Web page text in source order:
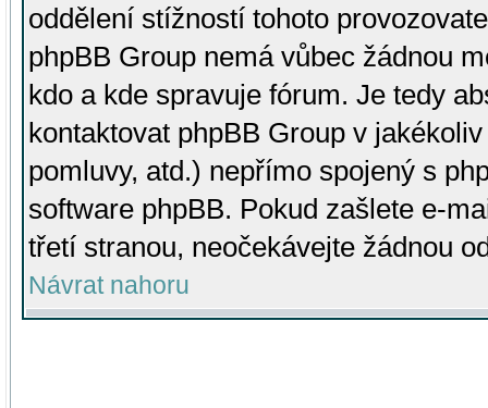
oddělení stížností tohoto
phpBB Group nemá vůbec žádnou
kdo a kde spravuje fórum. Je tedy
kontaktovat phpBB Group v
pomluvy, atd.) nepřímo spojený s
software phpBB. Pokud zašlete e-
třetí stranou, neočekávejte žádnou
Návrat nahoru